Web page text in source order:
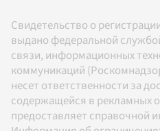
Свидетельство о
выдано федеральной
связи, информационных
коммуникаций
несет ответственности за
содержащейся в рекламных
предоставляет справочной